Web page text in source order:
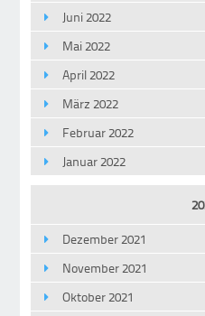
Juni 2022
Mai 2022
April 2022
März 2022
Februar 2022
Januar 2022
Dezember 2021
November 2021
Oktober 2021